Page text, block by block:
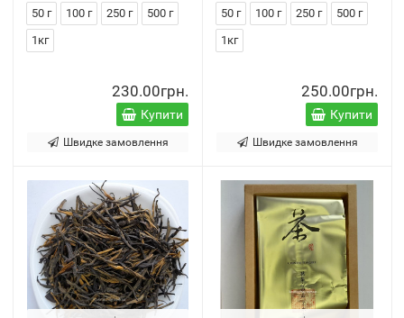
50 г 100 г 250 г
500 г
1кг
230.00грн.
Купити
Швидке замовлення
50 г 100 г 250 г
500 г
1кг
250.00грн.
Купити
Швидке замовлення